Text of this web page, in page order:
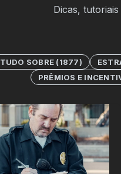
Dicas,
TUDO SOBRE (1877)
PRÊMIOS E